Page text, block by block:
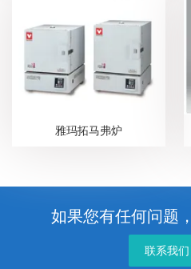
雅玛拓马弗炉
如果您有任何问题
联系我们